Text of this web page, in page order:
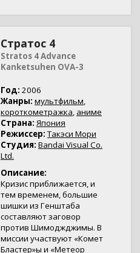
Стратос 4
Stratos 4 Advance
Kanketsuhen OVA-3
Год: 2006
Жанры: мультфильм,
короткометражка, аниме
Страна: Япония
Режиссер: Такэси Мори
Студия: Bandai Visual Co.
Ltd.
Описание:
Кризис приближается, и
тем временем, большие
шишки из Генштаба
составляют заговор
против Шимоджджимы. В
миссии участвуют «Комет
Бластер»ы и «Метеор